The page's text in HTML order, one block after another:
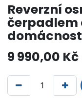
Reverzní
čerpadlem
9 990,00 Kč